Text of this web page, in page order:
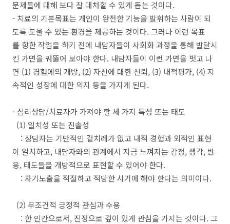
문제들에 대해 보다 잘 대처할 수 있게 돕는 것이다.
- 치료의 기본목표는 개인이 완전한 기능을 발휘하는 사람이 되
도록 도울 수 있는 환경을 제공하는 것이다. 그러나 이런 목표
를 향한 작업을 하기 전에 내담자들이 사회화 과정을 통해 발달시
킨 가면을 꿰뚫어 보아야 한다. 내담자들이 이런 가면을 벗고 나
면 (1) 경험에의 개방, (2) 자신에 대한 신뢰, (3) 내적평가, (4) 지
속적인 성장에 대한 의지 등을 가지게 된다.
- 심리상담/치료자가 가져야 할 세 가지 특성 또는 태도
(1) 일치성 또는 진솔성
: 상담자는 기만적인 겉치레가 없고 내적 경험과 외적인 표현
이 일치하고, 내담자와의 관계에서 지금 느껴지는 감정, 생각, 반
응, 태도들을 개방적으로 표현할 수 있어야 한다.
: 자기노출을 적절하고 적당한 시기에 해야 한다는 의미이다.
(2) 무조건적 긍정적 관심과 수용
: 한 인간으로서, 진정으로 깊이 있게 관심을 가지는 것이다. 그